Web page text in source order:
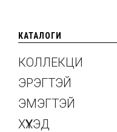
КАТАЛОГИ
КОЛЛЕКЦИ
ЭРЭГТЭЙ
ЭМЭГТЭЙ
ХҮҮХЭД